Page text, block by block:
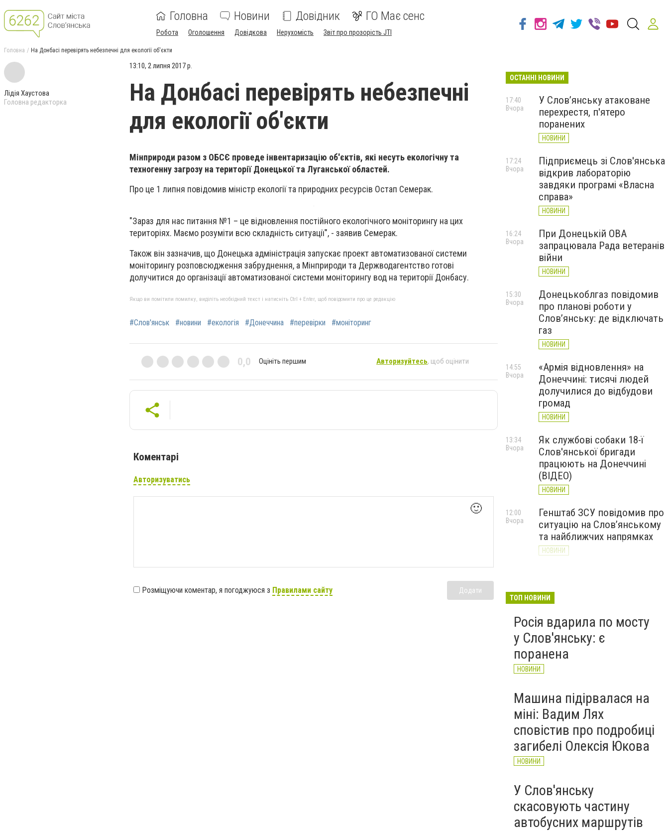
Головна Новини Довідник ГО Має сенс
Робота Оголошення Довідкова Нерухомість Звіт про прозорість JTI
Головна На Донбасі перевірять небезпечні для екології об'єкти
Лідія Хаустова
Головна редакторка
13:10, 2 липня 2017 р.
На Донбасі перевірять небезпечні
для екології об'єкти
Мінприроди разом з ОБСЄ проведе інвентаризацію об'єктів, які несуть екологічну та
техногенну загрозу на території Донецької та Луганської областей.
Про це 1 липня повідомив міністр екології та природних ресурсів Остап Семерак.
"Зараз для нас питання №1 – це відновлення постійного екологічного моніторингу на цих
територіях. Маємо розуміти всю складність ситуації", - заявив Семерак.
Також він зазначив, що Донецька адміністрація запускає проект автоматизованої системи
моніторингу розповсюдження забруднення, а Мінприроди та Держводагентство готові
долучитися до організації автоматизованої системи моніторингу вод на території Донбасу.
Якщо ви помітили помилку, виділіть необхідний текст і натисніть Ctrl + Enter, щоб повідомити про це редакцію
#Слов'янськ #новини #екологія #Донеччина #перевірки #моніторинг
0,0 Оцініть першим Авторизуйтесь, щоб оцінити
Коментарі
Авторизуватись
🙂
Розміщуючи коментар, я погоджуюся з Правилами сайту Додати
ОСТАННІ НОВИНИ
У Слов’янську атаковане
перехрестя, п'ятеро
поранених
НОВИНИ
17:40
Вчора
Підприємець зі Слов'янська
відкрив лабораторію
завдяки програмі «Власна
справа»
НОВИНИ
17:24
Вчора
При Донецькій ОВА
запрацювала Рада ветеранів
війни
НОВИНИ
16:24
Вчора
Донецькоблгаз повідомив
про планові роботи у
Слов’янську: де відключать
газ
НОВИНИ
15:30
Вчора
«Армія відновлення» на
Донеччині: тисячі людей
долучилися до відбудови
громад
НОВИНИ
14:55
Вчора
Як службові собаки 18-ї
Слов'янської бригади
працюють на Донеччині
(ВІДЕО)
НОВИНИ
13:34
Вчора
Генштаб ЗСУ повідомив про
ситуацію на Слов’янському
та найближчих напрямках
НОВИНИ
12:00
Вчора
великої війни: 7 серпня
ТОП НОВИНИ
Росія вдарила по мосту
у Слов'янську: є
поранена
НОВИНИ
Машина підірвалася на
міні: Вадим Лях
сповістив про подробиці
загибелі Олексія Юкова
НОВИНИ
У Слов'янську
скасовують частину
автобусних маршрутів